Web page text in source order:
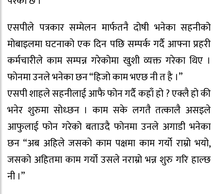
एसपीले पत्रकार सम्मेलन मार्फतनै दोषी भनेका सहनीको
मोबाइलमा घटनाको एक दिन पछि सम्पर्क गर्दै आफ्ना प्रहरी
कर्मचारीले काम सम्पन्न गरेकोमा खुशी व्यक्त गरेका थिए ।
फोनमा उनले भनेका छन “हिजो काम भएछ नी त है ।”
एसपी शाहले सहनीलाई आफै फोन गर्दै कहाँ हो ? एक्लै हो की
भनेर शुरुमा सोध्छन । काम सके लगतै तत्कालै असइले
आफुलाई फोन गरेको बताउदै फोनमा उनले अगाडी भनेका
छन “अब अहिले जसको काम पक्षमा काम गर्यो राम्रो भयो,
जसको अहितमा काम गर्यो उसले नराम्रो भन्न शुरु गरि हाल्छ
नी ।”